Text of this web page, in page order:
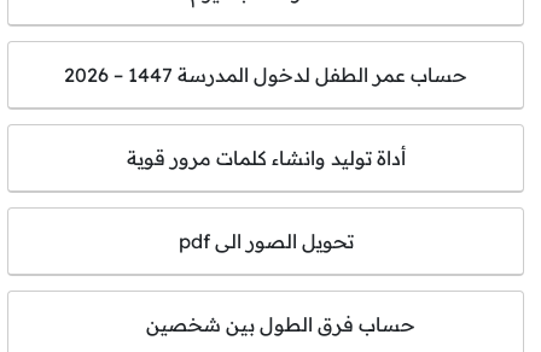
حساب عمر الطفل لدخول المدرسة 1447 – 2026
أداة توليد وانشاء كلمات مرور قوية
تحويل الصور الى pdf
حساب فرق الطول بين شخصين